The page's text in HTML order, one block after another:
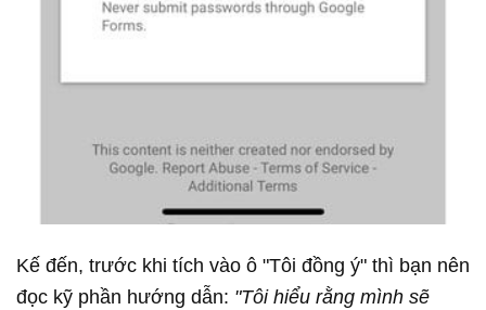
Kế đến, trước khi tích vào ô "Tôi đồng ý" thì bạn nên
đọc kỹ phần hướng dẫn: "Tôi hiểu rằng mình sẽ